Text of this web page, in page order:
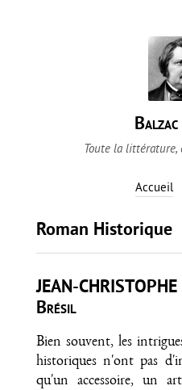
Toute la littérature,
Accueil
Roman Historique
JEAN-CHRISTOPHE
Brésil
Bien souvent, les
historiques n'ont pas
qu'un accessoire, un